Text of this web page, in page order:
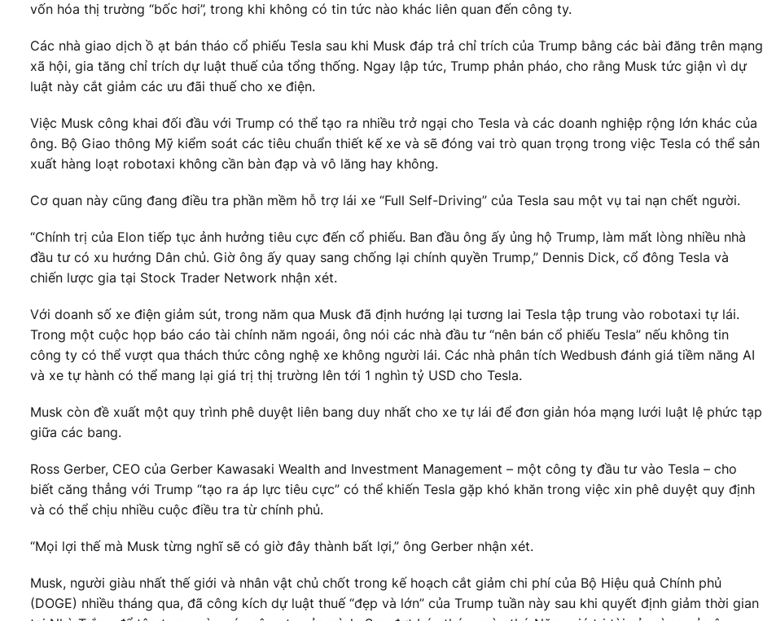
vốn hóa thị trường “bốc hơi”, trong khi không có tin tức nào khác liên quan đến công ty.
Các nhà giao dịch ồ ạt bán tháo cổ phiếu Tesla sau khi Musk đáp trả chỉ trích của Trump bằng các bài đăng trên mạng
xã hội, gia tăng chỉ trích dự luật thuế của tổng thống. Ngay lập tức, Trump phản pháo, cho rằng Musk tức giận vì dự
luật này cắt giảm các ưu đãi thuế cho xe điện.
Việc Musk công khai đối đầu với Trump có thể tạo ra nhiều trở ngại cho Tesla và các doanh nghiệp rộng lớn khác của
ông. Bộ Giao thông Mỹ kiểm soát các tiêu chuẩn thiết kế xe và sẽ đóng vai trò quan trọng trong việc Tesla có thể sản
xuất hàng loạt robotaxi không cần bàn đạp và vô lăng hay không.
Cơ quan này cũng đang điều tra phần mềm hỗ trợ lái xe “Full Self-Driving” của Tesla sau một vụ tai nạn chết người.
“Chính trị của Elon tiếp tục ảnh hưởng tiêu cực đến cổ phiếu. Ban đầu ông ấy ủng hộ Trump, làm mất lòng nhiều nhà
đầu tư có xu hướng Dân chủ. Giờ ông ấy quay sang chống lại chính quyền Trump,” Dennis Dick, cổ đông Tesla và
chiến lược gia tại Stock Trader Network nhận xét.
Với doanh số xe điện giảm sút, trong năm qua Musk đã định hướng lại tương lai Tesla tập trung vào robotaxi tự lái.
Trong một cuộc họp báo cáo tài chính năm ngoái, ông nói các nhà đầu tư “nên bán cổ phiếu Tesla” nếu không tin
công ty có thể vượt qua thách thức công nghệ xe không người lái. Các nhà phân tích Wedbush đánh giá tiềm năng AI
và xe tự hành có thể mang lại giá trị thị trường lên tới 1 nghìn tỷ USD cho Tesla.
Musk còn đề xuất một quy trình phê duyệt liên bang duy nhất cho xe tự lái để đơn giản hóa mạng lưới luật lệ phức tạp
giữa các bang.
Ross Gerber, CEO của Gerber Kawasaki Wealth and Investment Management – một công ty đầu tư vào Tesla – cho
biết căng thẳng với Trump “tạo ra áp lực tiêu cực” có thể khiến Tesla gặp khó khăn trong việc xin phê duyệt quy định
và có thể chịu nhiều cuộc điều tra từ chính phủ.
“Mọi lợi thế mà Musk từng nghĩ sẽ có giờ đây thành bất lợi,” ông Gerber nhận xét.
Musk, người giàu nhất thế giới và nhân vật chủ chốt trong kế hoạch cắt giảm chi phí của Bộ Hiệu quả Chính phủ
(DOGE) nhiều tháng qua, đã công kích dự luật thuế “đẹp và lớn” của Trump tuần này sau khi quyết định giảm thời gian